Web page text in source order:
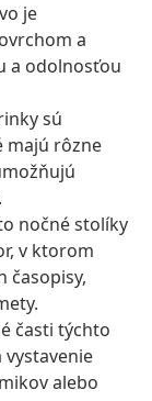
je
a
a odolnosťou
sú
majú rôzne
nočné stolíky
v ktorom
časopisy,
časti týchto
alebo